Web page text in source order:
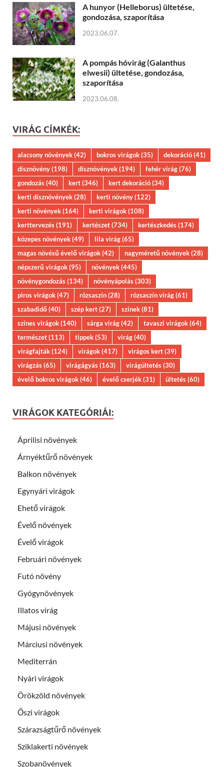
A hunyor (Helleborus) ültetése,
gondozása, szaporítása
2023.06.07.
A pompás hóvirág (Galanthus
elwesii) ültetése, gondozása,
szaporítása
2023.06.08.
VIRÁG CÍMKÉK:
alacsony növények(42) bokros virágok(35) dekoráció(41)
dísznövény(198) dísznövények(194) fehér virág(76)
gondozás(40) kert(346) kert dekoráció(34)
kerti dísznövények(28) kerti növény(122)
kerti növények(164) kerti virágok(108)
kerttervezés(191) kertészet(734) kertészkedés(174)
közepes növények(49) lila virág(65)
magas növésű évelő virágok(42) nagyméretű növények(28)
népszerű virágok(95) növények(445)
növénygondozás(134) növényápolás(303)
piros virágok(47) rózsaszín(28) rózsaszín virág(61)
szabadidő(40) szép kert(27) színek(81)
színes virágok(140) sárga virág(42) tavaszi virágok(64)
természet(113) tippek(53) virág(40)
virágfajták(124) virágok(417) virágos kert(39)
virágzás(65) virágágyás(163) virágültetés(30)
évelő bokros virágok(46) évelő cserjék(31) ültetés(60)
VIRÁGOK KATEGÓRIÁI:
Áprilisi növények
Árnyéktűrő növények
Balkon növények
Egynyári virágok
Ehető virágok
Évelő növények
Évelő virágok
Februári növények
Futó növény
Gyógynövények
Illatos virág
Májusi növények
Márciusi növények
Mediterrán
Nyári virágok
Örökzöld növények
Őszi virágok
Szárazságtűrő növények
Sziklakerti növények
Szobanövények